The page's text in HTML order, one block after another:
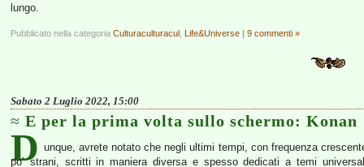
lungo.
Pubblicato nella categoria Culturaculturacul Life&Universe | 9 commenti »
Sabato 2 Luglio 2022, 15:00
E per la prima volta sullo schermo: Konan
D unque, avrete notato che negli ultimi tempi, con frequenza
po’ strani, scritti in maniera diversa e spesso dedicati a temi